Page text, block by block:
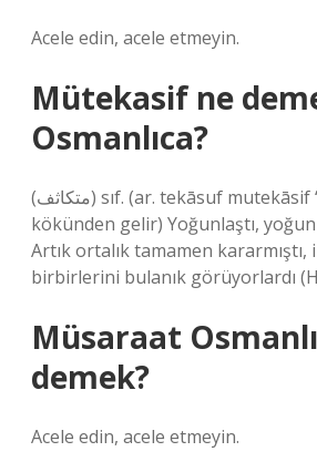
Acele edin, acele etmeyin.
Mütekasif ne
Osmanlıca?
(ﻣﺘﻜﺎﺛﻒ) sıf. (ar. tekāѕuf mutekāѕif “yoğunlaşmak”
kökünden gelir) Yoğunlaştı,
Artık ortalık tamamen kararmıştı,
birbirlerini bulanık görüyorlardı
Müsaraat
demek?
Acele edin, acele etmeyin.